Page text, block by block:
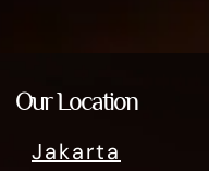
Our Location
Jakarta